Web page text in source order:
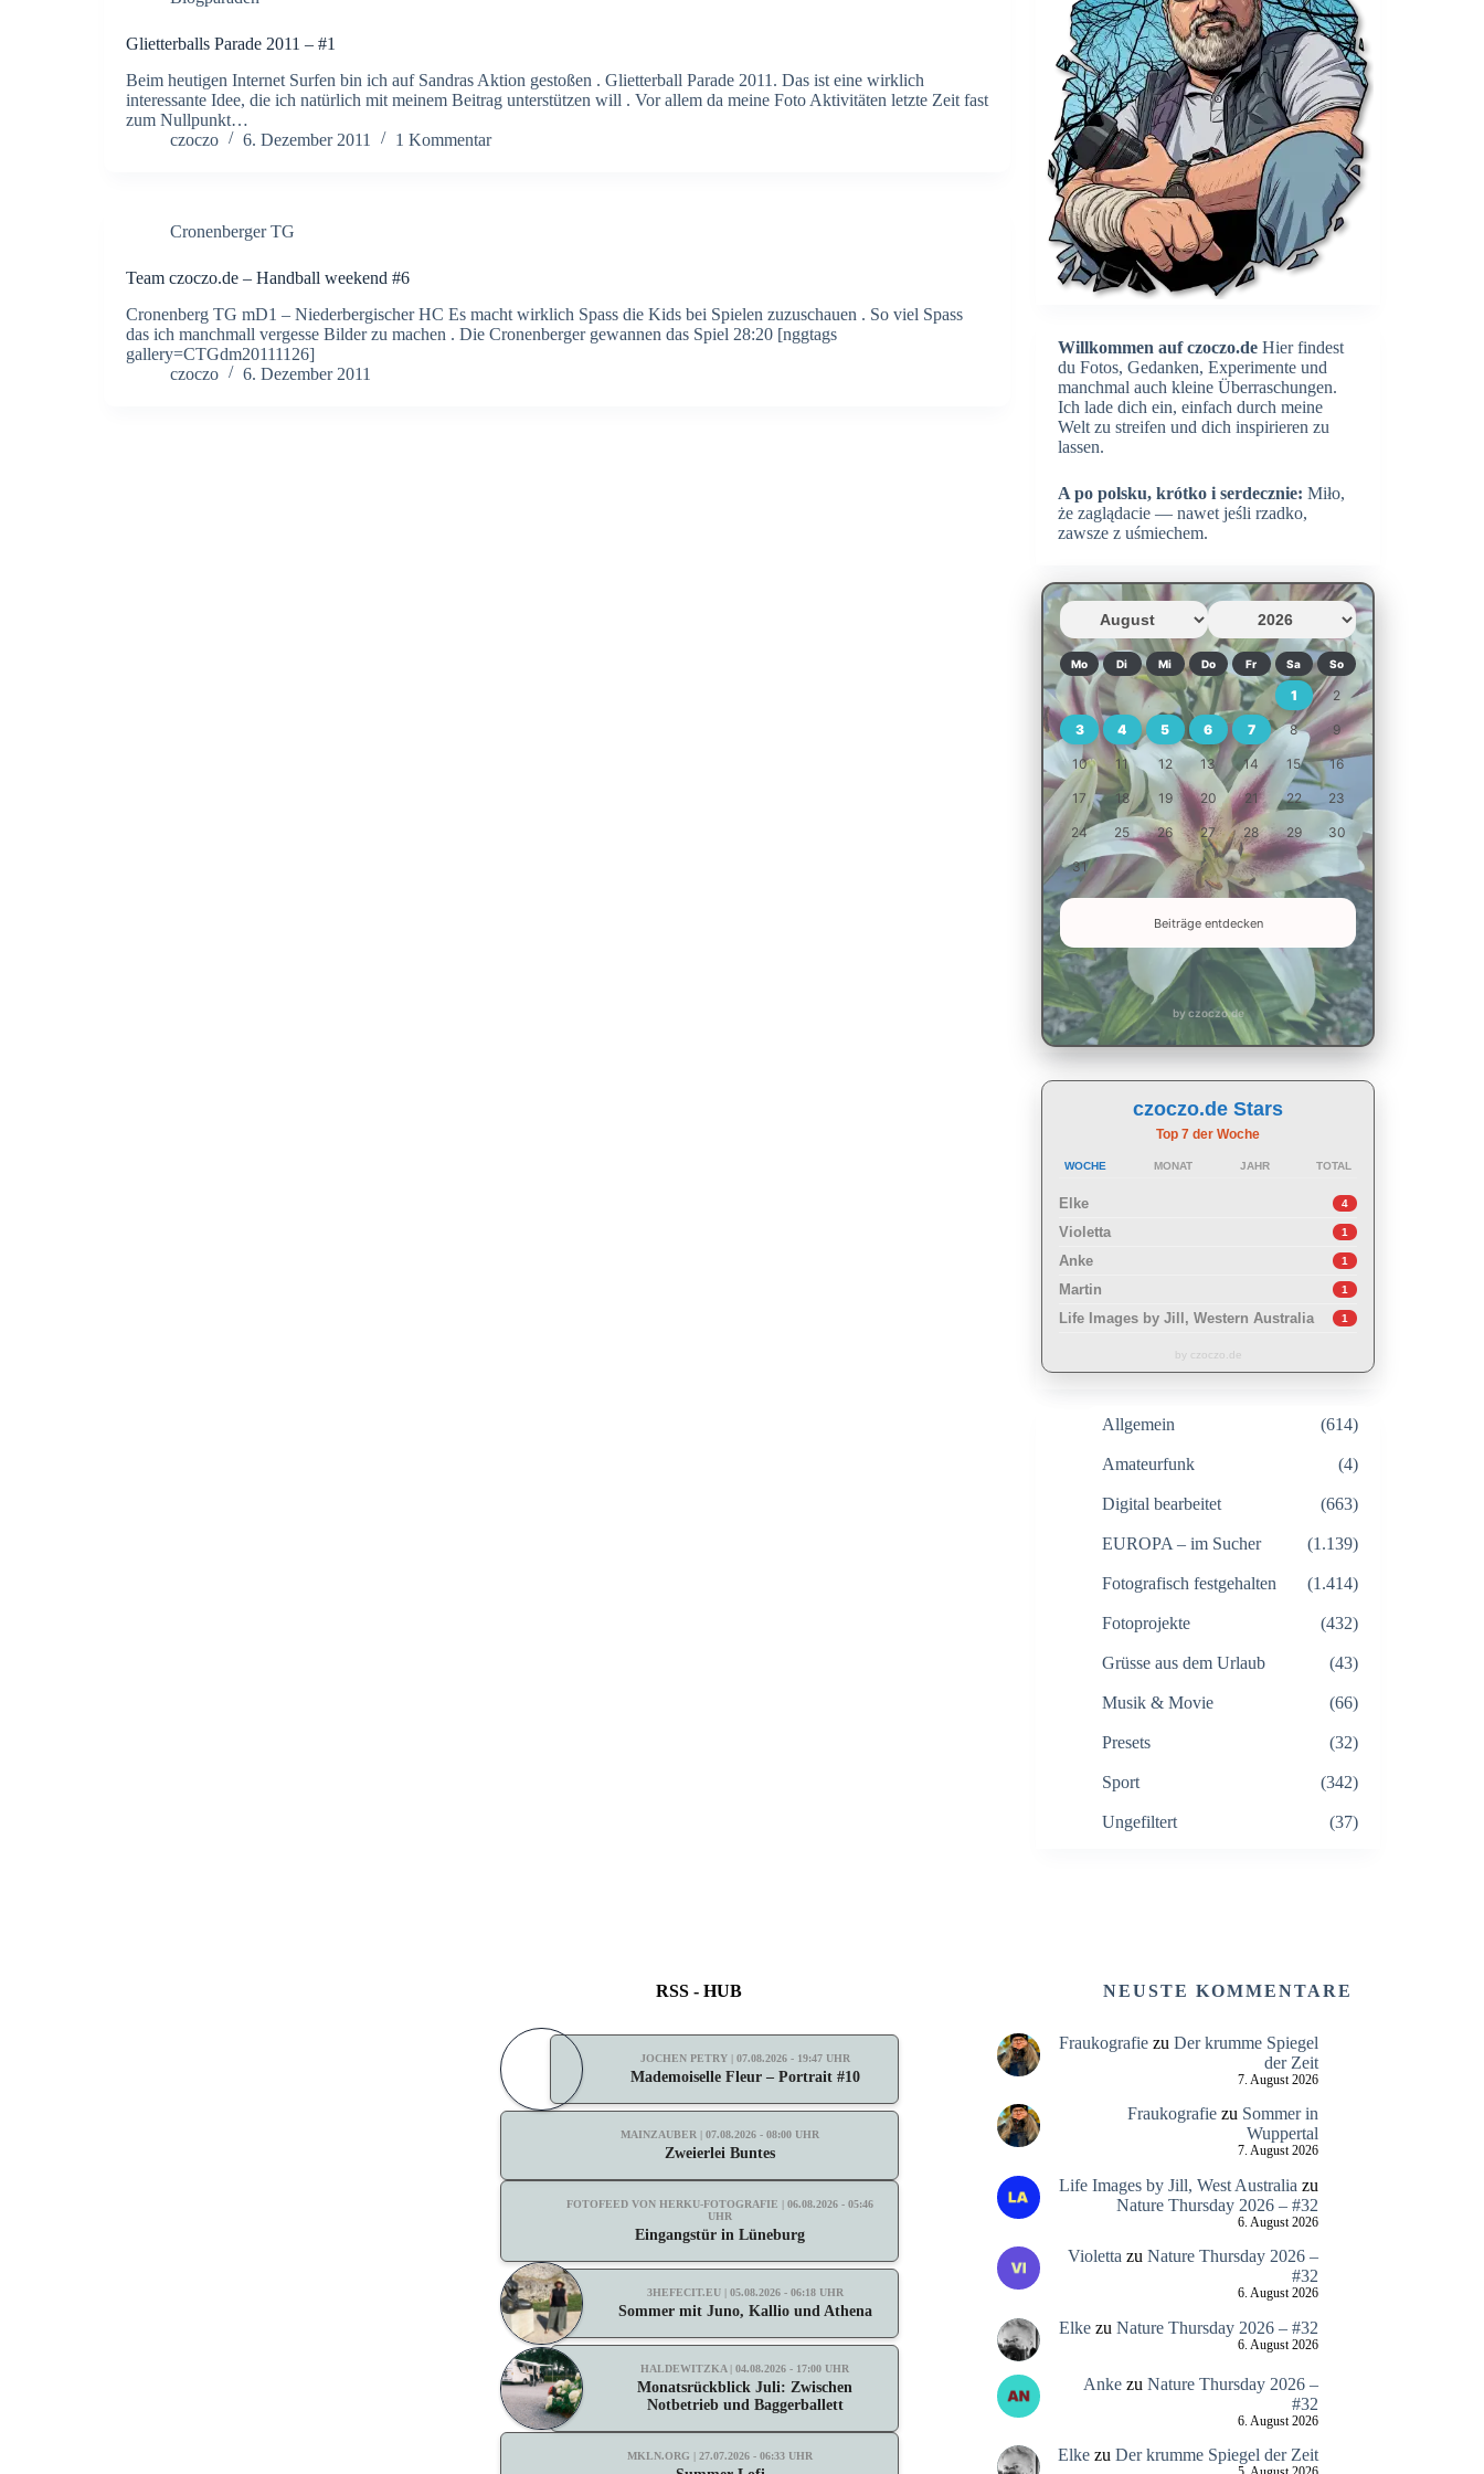
Glietterballs Parade 2011 – #1
Beim heutigen Internet Surfen bin ich auf Sandras Aktion gestoßen . Glietterball Parade 2011. Das ist eine wirklich
interessante Idee, die ich natürlich mit meinem Beitrag unterstützen will . Vor allem da meine Foto Aktivitäten letzte Zeit fast
zum Nullpunkt…
czoczo
6. Dezember 2011 1 Kommentar
Cronenberger TG
Team czoczo.de – Handball weekend #6
Cronenberg TG mD1 – Niederbergischer HC Es macht wirklich Spass die Kids bei Spielen zuzuschauen . So viel Spass
das ich manchmall vergesse Bilder zu machen . Die Cronenberger gewannen das Spiel 28:20 [nggtags
gallery=CTGdm20111126]
czoczo
6. Dezember 2011
Willkommen auf czoczo.de Hier findest
du Fotos, Gedanken, Experimente und
manchmal auch kleine Überraschungen.
Ich lade dich ein, einfach durch meine
Welt zu streifen und dich inspirieren zu
lassen.
A po polsku, krótko i serdecznie: Miło,
że zaglądacie — nawet jeśli rzadko,
zawsze z uśmiechem.
Mo Di Mi Do Fr Sa So
1 2
3 4 5 6 7 8 9
10 11 12 13 14 15 16
17 18 19 20 21 22 23
24 25 26 27 28 29 30
31
Beiträge entdecken
by czoczo.de
czoczo.de Stars
Top 7 der Woche
WOCHE MONAT JAHR TOTAL
Elke 4
Violetta 1
Anke 1
Martin 1
Life Images by Jill, Western Australia 1
by czoczo.de
Allgemein (614)
Amateurfunk (4)
Digital bearbeitet (663)
EUROPA – im Sucher (1.139)
Fotografisch festgehalten (1.414)
Fotoprojekte (432)
Grüsse aus dem Urlaub (43)
Musik & Movie (66)
Presets (32)
Sport (342)
Ungefiltert (37)
RSS - HUB
JOCHEN PETRY | 07.08.2026 - 19:47 UHR
Mademoiselle Fleur – Portrait #10
MAINZAUBER | 07.08.2026 - 08:00 UHR
Zweierlei Buntes
FOTOFEED VON HERKU-FOTOGRAFIE | 06.08.2026 - 05:46
UHR
Eingangstür in Lüneburg
3HEFECIT.EU | 05.08.2026 - 06:18 UHR
Sommer mit Juno, Kallio und Athena
HALDEWITZKA | 04.08.2026 - 17:00 UHR
Monatsrückblick Juli: Zwischen
Notbetrieb und Baggerballett
MKLN.ORG | 27.07.2026 - 06:33 UHR
NEUSTE KOMMENTARE
Fraukografiezu Der krumme Spiegel
der Zeit
7. August 2026
Fraukografiezu Sommer in
Wuppertal
7. August 2026
Life Images by Jill, West Australia zu
Nature Thursday 2026 – #32
6. August 2026
Violettazu Nature Thursday 2026 –
#32
6. August 2026
Elkezu Nature Thursday 2026 – #32
6. August 2026
Ankezu Nature Thursday 2026 –
#32
6. August 2026
Elkezu Der krumme Spiegel der Zeit